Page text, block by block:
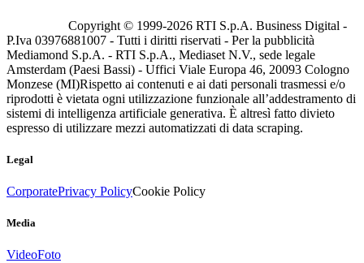
Copyright © 1999-2026 RTI S.p.A. Business Digital -
P.Iva 03976881007 - Tutti i diritti riservati - Per la pubblicità
Mediamond S.p.A. - RTI S.p.A., Mediaset N.V., sede legale
Amsterdam (Paesi Bassi) - Uffici Viale Europa 46, 20093 Cologno
Monzese (MI)Rispetto ai contenuti e ai dati personali trasmessi e/o
riprodotti è vietata ogni utilizzazione funzionale all’addestramento di
sistemi di intelligenza artificiale generativa. È altresì fatto divieto
espresso di utilizzare mezzi automatizzati di data scraping.
Legal
CorporatePrivacy PolicyCookie Policy
Media
VideoFoto